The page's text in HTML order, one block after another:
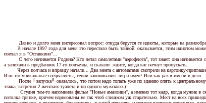
Давно и долго меня интересовал вопрос: откуда берутся те идиоты, которые на
В начале 1997 года для меня это перестало быть тайной: оказывается, этим идиотом
поехал я в "Останкино"...
С чего начинается Родина? Кто летал самолетами "аэрофлота", тот знает: она начинается
а запихали в предбанник 17-го подъезда, и сказали: ждите, когда вас начнут пропускать.
Через полчаса и вправду начали... Два мента с автоматами смотрели на картонку-
Или это уникальные специалисты, гении запоминания лиц и имен? Или как раз в имени и дело
После ╚запуска╩ оказалось, что потом надо топать уже по зданию опять к центральному
этажа, встретил 2 женских туалета и ни одного мужского.)
Студия чем-то напомнила фильм "Hовые амазонки", а именно тот кадр, когда мужик в
потолка тряпке, причем нарисованы не так чтоб слишком уж старательно. Мест на всех